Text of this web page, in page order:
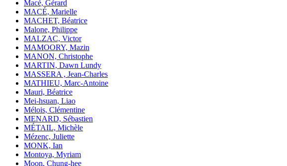
Macé, Gérard
MACÉ, Marielle
MACHET, Béatrice
Malone, Philippe
MALZAC, Victor
MAMOORY, Mazin
MANON, Christophe
MARTIN, Dawn Lundy
MASSERA , Jean-Charles
MATHIEU, Marc-Antoine
Mauri, Béatrice
Mei-hsuan, Liao
Mélois, Clémentine
MENARD, Sébastien
MÉTAIL, Michèle
Mézenc, Juliette
MONK, Ian
Montoya, Myriam
Moon, Chung-hee